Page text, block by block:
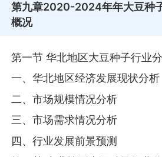
第九章2020-2024年年大豆种
概况
第一节 华北地区大豆种子行业
一、华北地区经济发展现状分析
二、市场规模情况分析
三、市场需求情况分析
四、行业发展前景预测